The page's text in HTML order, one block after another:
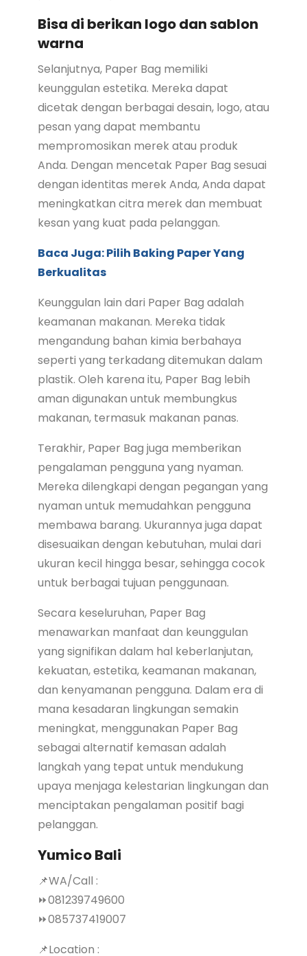
Bisa di berikan logo dan sablon
warna
Selanjutnya, Paper Bag memiliki
keunggulan estetika. Mereka dapat
dicetak dengan berbagai desain, logo, atau
pesan yang dapat membantu
mempromosikan merek atau produk
Anda. Dengan mencetak Paper Bag sesuai
dengan identitas merek Anda, Anda dapat
meningkatkan citra merek dan membuat
kesan yang kuat pada pelanggan.
Baca Juga: Pilih Baking Paper Yang
Berkualitas
Keunggulan lain dari Paper Bag adalah
keamanan makanan. Mereka tidak
mengandung bahan kimia berbahaya
seperti yang terkadang ditemukan dalam
plastik. Oleh karena itu, Paper Bag lebih
aman digunakan untuk membungkus
makanan, termasuk makanan panas.
Terakhir, Paper Bag juga memberikan
pengalaman pengguna yang nyaman.
Mereka dilengkapi dengan pegangan yang
nyaman untuk memudahkan pengguna
membawa barang. Ukurannya juga dapat
disesuaikan dengan kebutuhan, mulai dari
ukuran kecil hingga besar, sehingga cocok
untuk berbagai tujuan penggunaan.
Secara keseluruhan, Paper Bag
menawarkan manfaat dan keunggulan
yang signifikan dalam hal keberlanjutan,
kekuatan, estetika, keamanan makanan,
dan kenyamanan pengguna. Dalam era di
mana kesadaran lingkungan semakin
meningkat, menggunakan Paper Bag
sebagai alternatif kemasan adalah
langkah yang tepat untuk mendukung
upaya menjaga kelestarian lingkungan dan
menciptakan pengalaman positif bagi
pelanggan.
Yumico Bali
📌WA/Call :
⏩081239749600
⏩085737419007
📌Location :